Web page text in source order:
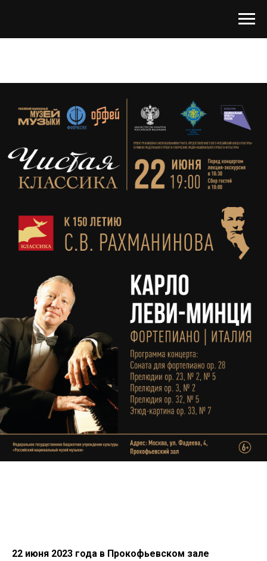
22 июня 2023 года в Прокофьевском зале